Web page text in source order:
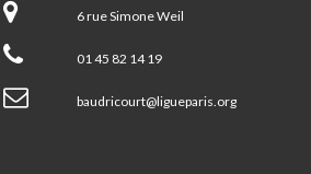
6 rue Simone Weil
01 45 82 14 19
baudricourt@ligueparis.org